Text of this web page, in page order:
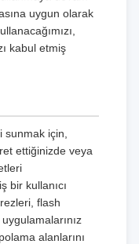
uygun olarak
kabul etmiş
için,
ettiğinizde veya
bir kullanıcı
flash
alanlarını